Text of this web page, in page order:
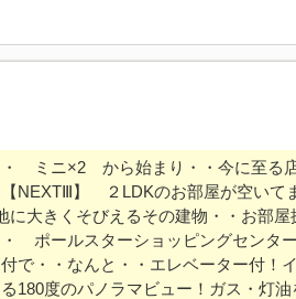
ミニ×2 から始まり・・今に至る
NEXTⅢ】 ２LDKのお部屋が空い
大きくそびえるその建物・・お部
ポールスターショッピングセンタ
で・・なんと・・エレベーター付！
180度のパノラマビュー！ガス・灯